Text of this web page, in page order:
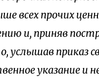
всех прочих
и, приняв
услышав приказ
указание и